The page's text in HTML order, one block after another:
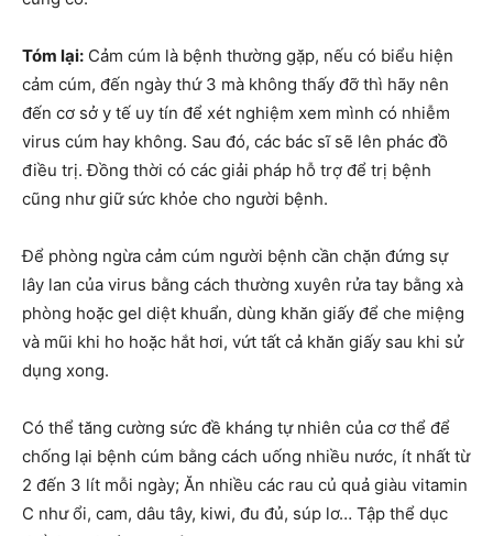
Tóm lại: Cảm cúm là bệnh thường gặp, nếu có biểu hiện
cảm cúm, đến ngày thứ 3 mà không thấy đỡ thì hãy nên
đến cơ sở y tế uy tín để xét nghiệm xem mình có nhiễm
virus cúm hay không. Sau đó, các bác sĩ sẽ lên phác đồ
điều trị. Đồng thời có các giải pháp hỗ trợ để trị bệnh
cũng như giữ sức khỏe cho người bệnh.
Để phòng ngừa cảm cúm người bệnh cần chặn đứng sự
lây lan của virus bằng cách thường xuyên rửa tay bằng xà
phòng hoặc gel diệt khuẩn, dùng khăn giấy để che miệng
và mũi khi ho hoặc hắt hơi, vứt tất cả khăn giấy sau khi sử
dụng xong.
Có thể tăng cường sức đề kháng tự nhiên của cơ thể để
chống lại bệnh cúm bằng cách uống nhiều nước, ít nhất từ
2 đến 3 lít mỗi ngày; Ăn nhiều các rau củ quả giàu vitamin
C như ổi, cam, dâu tây, kiwi, đu đủ, súp lơ… Tập thể dục